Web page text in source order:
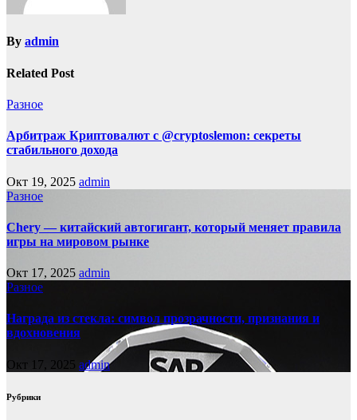
By admin
Related Post
Разное
Арбитраж Криптовалют с @cryptoslemon: секреты
стабильного дохода
Окт 19, 2025 admin
Разное
Chery — китайский автогигант, который меняет правила
игры на мировом рынке
Окт 17, 2025 admin
Разное
Награда из стекла: символ прозрачности, признания и
вдохновения
Окт 17, 2025 admin
Рубрики